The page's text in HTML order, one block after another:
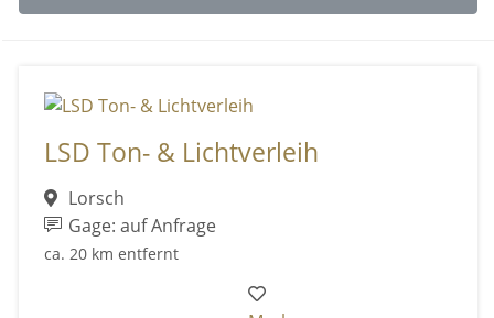
LSD Ton- & Lichtverleih
Lorsch
Gage: auf Anfrage
ca. 20 km entfernt